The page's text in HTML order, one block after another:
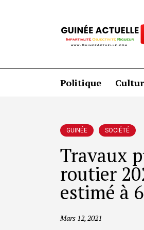
Politique
GUINÉE SOCIÉTÉ
Travaux
routier
estimé à
Mars 12, 2021